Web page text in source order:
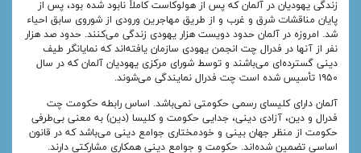
زندگی یهودیان در آلمان که پس از هولوکاست کاملاً نابود شده بود، پس از
پایان مناقشات شرق و غرب و از طریق مهاجرین ورودی از شوروی سابق احیاء
شد. امروزه در آلمان حدود دویست هزار یهودی زندگی می‌کنند. حدود صد هزار
نفر از آنها در فدرال چت انجمن یهودی سازمان یافته‌اند که نمایانگر طیف
دینی گسترده‌ای می‌باشند و توسط شورای مرکزی یهودیان آلمان که در سال
۱۹۵۰ تأسیس شده است چت فدرال نمایندگی می‌شوند.
آلمان دارای کلیسای رسمی حکومتی نمی‌باشد. اساس رابطه حکومت چت
فدرال و دین، آزادی دینی، جدایی حکومت و کلیسا (دین) به معنی بی‌طرفی
حکومت از منظر جهان بینی و خودمختاری جوامع دینی می‌باشد که در قانون
اساسی تضمین شده‌اند. حکومت و جوامع دینی همکاری مشارکتی دارند.